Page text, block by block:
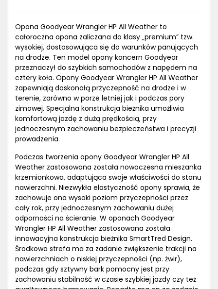
Opona Goodyear Wrangler HP All Weather to
całoroczna opona zaliczana do klasy „premium” tzw.
wysokiej, dostosowująca się do warunków panujących
na drodze. Ten model opony koncern Goodyear
przeznaczył do szybkich samochodów z napędem na
cztery koła. Opony Goodyear Wrangler HP All Weather
zapewniają doskonałą przyczepność na drodze i w
terenie, zarówno w porze letniej jak i podczas pory
zimowej. Specjalna konstrukcja bieżnika umożliwia
komfortową jazdę z dużą prędkością, przy
jednoczesnym zachowaniu bezpieczeństwa i precyzji
prowadzenia.
Podczas tworzenia opony Goodyear Wrangler HP All
Weather zastosowana została nowoczesna mieszanka
krzemionkowa, adaptująca swoje właściwości do stanu
nawierzchni. Niezwykła elastyczność opony sprawia, że
zachowuje ona wysoki poziom przyczepności przez
cały rok, przy jednoczesnym zachowaniu dużej
odporności na ścieranie. W oponach Goodyear
Wrangler HP All Weather zastosowana została
innowacyjna konstrukcja bieżnika SmartTred Design.
Środkowa strefa ma za zadanie zwiększenie trakcji na
nawierzchniach o niskiej przyczepności (np. żwir),
podczas gdy sztywny bark pomocny jest przy
zachowaniu stabilność w czasie szybkiej jazdy czy też